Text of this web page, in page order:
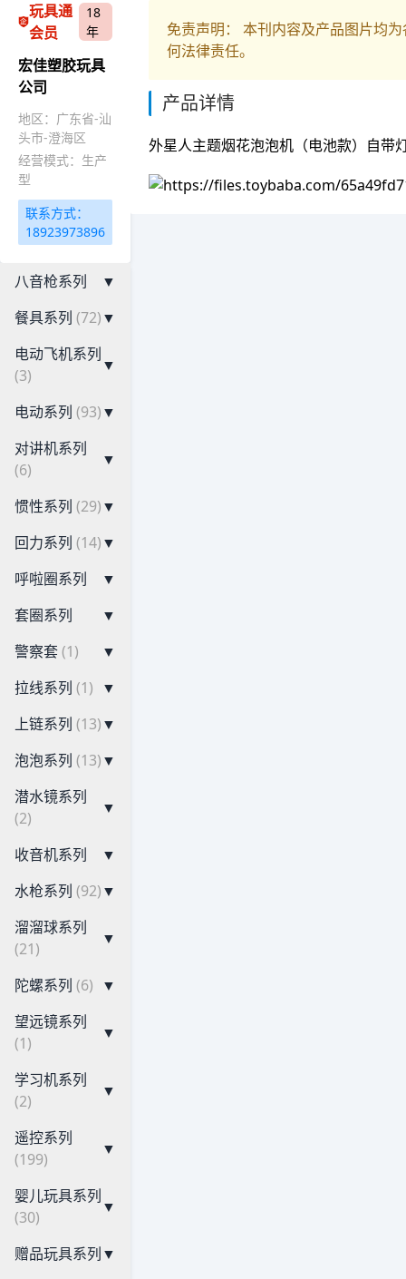
玩具通
会员
18
年
宏佳塑胶玩具
公司
地区：广东省-汕
头市-澄海区
经营模式：生产
型
联系方式：
18923973896
八音枪系列
▼
餐具系列 (72)▼
电动飞机系列
(3)
▼
电动系列 (93)▼
对讲机系列
(6)
▼
惯性系列 (29)▼
回力系列 (14)▼
呼啦圈系列
▼
套圈系列
▼
警察套(1)
▼
拉线系列 (1) ▼
上链系列 (13)▼
泡泡系列 (13)▼
潜水镜系列
(2)
▼
收音机系列
▼
水枪系列 (92)▼
溜溜球系列
(21)
▼
陀螺系列 (6) ▼
望远镜系列
(1)
▼
学习机系列
(2)
▼
遥控系列
(199)
▼
婴儿玩具系列
(30)
▼
赠品玩具系列▼
免责声明： 本刊内容及产品图片均
何法律责任。
产品详情
外星人主题烟花泡泡机（电池款）自带